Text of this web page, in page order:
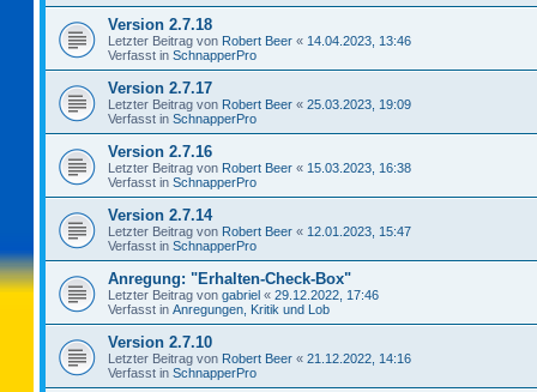
Version 2.7.18
Letzter Beitrag von Robert Beer « 14.04.2023, 13:46
Verfasst in SchnapperPro
Version 2.7.17
Letzter Beitrag von Robert Beer « 25.03.2023, 19:09
Verfasst in SchnapperPro
Version 2.7.16
Letzter Beitrag von Robert Beer « 15.03.2023, 16:38
Verfasst in SchnapperPro
Version 2.7.14
Letzter Beitrag von Robert Beer « 12.01.2023, 15:47
Verfasst in SchnapperPro
Anregung: "Erhalten-Check-Box"
Letzter Beitrag von gabriel « 29.12.2022, 17:46
Verfasst in Anregungen, Kritik und Lob
Version 2.7.10
Letzter Beitrag von Robert Beer « 21.12.2022, 14:16
Verfasst in SchnapperPro